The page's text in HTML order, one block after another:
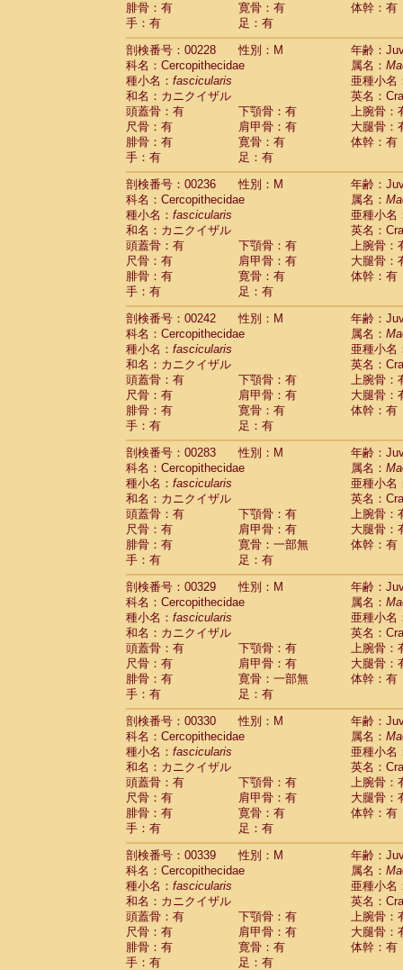
腓骨：有
寛骨：有
体幹：有
手：有
足：有
剖検番号：00228
性別：M
年齢：
科名：Cercopithecidae
属名：
種小名： fascicularis
亜種小名
和名：カニクイザル
英名：
頭蓋骨：有
下顎骨：有
上腕骨：
尺骨：有
肩甲骨：有
大腿骨：
腓骨：有
寛骨：有
体幹：有
手：有
足：有
剖検番号：00236
性別：M
年齢：
科名：Cercopithecidae
属名：
種小名： fascicularis
亜種小名
和名：カニクイザル
英名：
頭蓋骨：有
下顎骨：有
上腕骨：
尺骨：有
肩甲骨：有
大腿骨：
腓骨：有
寛骨：有
体幹：有
手：有
足：有
剖検番号：00242
性別：M
年齢：
科名：Cercopithecidae
属名：
種小名： fascicularis
亜種小名
和名：カニクイザル
英名：
頭蓋骨：有
下顎骨：有
上腕骨：
尺骨：有
肩甲骨：有
大腿骨：
腓骨：有
寛骨：有
体幹：有
手：有
足：有
剖検番号：00283
性別：M
年齢：
科名：Cercopithecidae
属名：
種小名： fascicularis
亜種小名
和名：カニクイザル
英名：
頭蓋骨：有
下顎骨：有
上腕骨：
尺骨：有
肩甲骨：有
大腿骨：
腓骨：有
寛骨：一部無
体幹：有
手：有
足：有
剖検番号：00329
性別：M
年齢：
科名：Cercopithecidae
属名：
種小名： fascicularis
亜種小名
和名：カニクイザル
英名：
頭蓋骨：有
下顎骨：有
上腕骨：
尺骨：有
肩甲骨：有
大腿骨：
腓骨：有
寛骨：一部無
体幹：有
手：有
足：有
剖検番号：00330
性別：M
年齢：
科名：Cercopithecidae
属名：
種小名： fascicularis
亜種小名
和名：カニクイザル
英名：
頭蓋骨：有
下顎骨：有
上腕骨：
尺骨：有
肩甲骨：有
大腿骨：
腓骨：有
寛骨：有
体幹：有
手：有
足：有
剖検番号：00339
性別：M
年齢：
科名：Cercopithecidae
属名：
種小名： fascicularis
亜種小名
和名：カニクイザル
英名：
頭蓋骨：有
下顎骨：有
上腕骨：
尺骨：有
肩甲骨：有
大腿骨：
腓骨：有
寛骨：有
体幹：有
手：有
足：有